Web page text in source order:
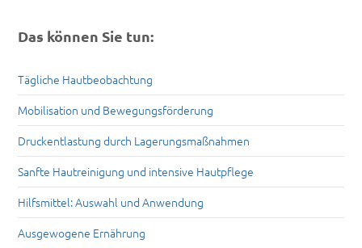
Das können Sie tun:
Tägliche Hautbeobachtung
Mobilisation und Bewegungsförderung
Druckentlastung durch Lagerungsmaßnahmen
Sanfte Hautreinigung und intensive Hautpflege
Hilfsmittel: Auswahl und Anwendung
Ausgewogene Ernährung